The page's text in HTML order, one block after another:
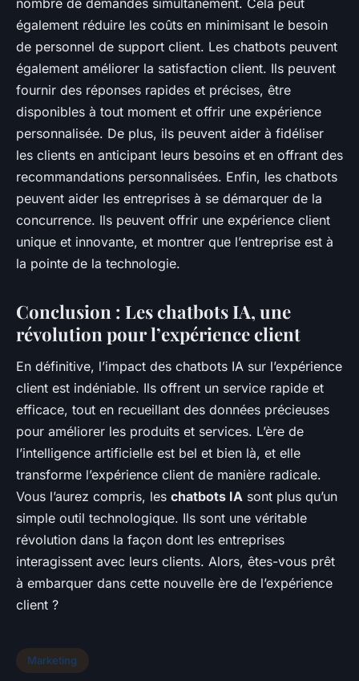
également réduire les coûts en minimisant le besoin
de personnel de support client. Les chatbots peuvent
également améliorer la satisfaction client. Ils peuvent
fournir des réponses rapides et précises, être
disponibles à tout moment et offrir une expérience
personnalisée. De plus, ils peuvent aider à fidéliser
les clients en anticipant leurs besoins et en offrant des
recommandations personnalisées. Enfin, les chatbots
peuvent aider les entreprises à se démarquer de la
concurrence. Ils peuvent offrir une expérience client
unique et innovante, et montrer que l’entreprise est à
la pointe de la technologie.
Conclusion : Les chatbots IA, une
révolution pour l’expérience client
En définitive, l’impact des chatbots IA sur l’expérience
client est indéniable. Ils offrent un service rapide et
efficace, tout en recueillant des données précieuses
pour améliorer les produits et services. L’ère de
l’intelligence artificielle est bel et bien là, et elle
transforme l’expérience client de manière radicale.
Vous l’aurez compris, les chatbots IA sont plus qu’un
simple outil technologique. Ils sont une véritable
révolution dans la façon dont les entreprises
interagissent avec leurs clients. Alors, êtes-vous prêt
à embarquer dans cette nouvelle ère de l’expérience
client ?
Marketing